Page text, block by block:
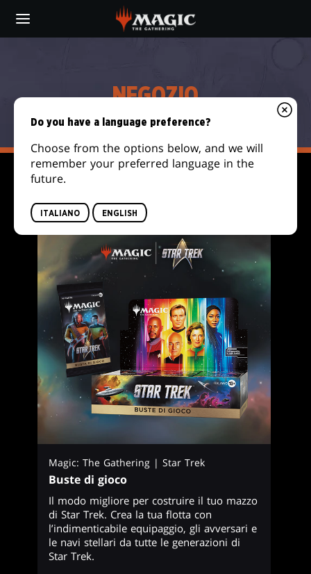
main
NEGOZIO
Magic: The Gathering | Star Trek
Buste di gioco
Il modo migliore per costruire il tuo mazzo
di Star Trek. Crea la tua flotta con
l’indimenticabile equipaggio, gli avversari e
le navi stellari da tutte le generazioni di
Star Trek.
Do you have a language preference?
Choose from the options below, and we will
remember your preferred language in the
future.
ITALIANO ENGLISH